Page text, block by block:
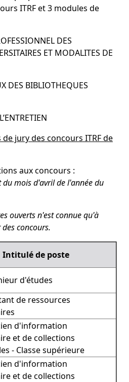
ITRF et 3 modules de
DES
ET MODALITES DE
DES BIBLIOTHEQUES
jury des concours ITRF de
aux concours :
mois d'avril de l'année du
ouverts n'est connue qu'à
concours.
Intitulé de poste
d'études
de ressources
d'information
et de collections
- Classe supérieure
d'information
et de collections